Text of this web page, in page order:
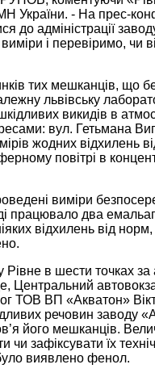
України. - На прес-
до адміністрації
і перевіримо, чи
тих мешканців, що
львівську
викидів в
вул. Гетьмана
жодних відхилень
повітрі в
виміри
два
відхилень від
Рівне в шести точках
Центральний
ТОВ ВП «Акватон»
речовин заводу
його мешканців.
чи зафіксувати їх
виявлено фенол.